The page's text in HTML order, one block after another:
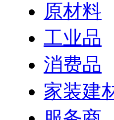
原材料
工业品
消费品
家装建